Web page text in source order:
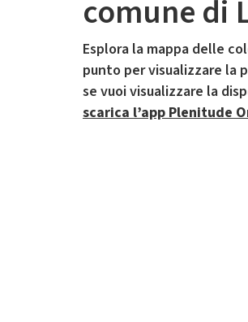
comune di
Esplora la mappa delle
punto per visualizzare la
se vuoi visualizzare la
scarica l’app Plenitude